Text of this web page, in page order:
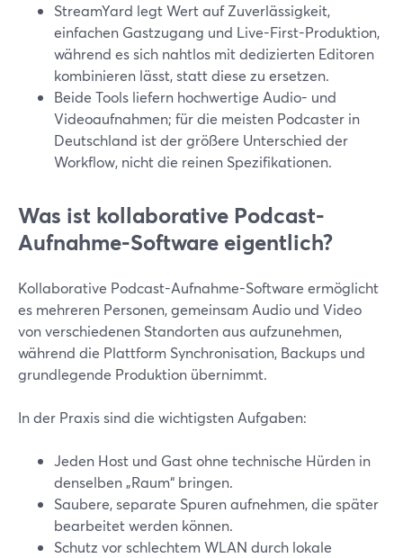
StreamYard legt Wert auf Zuverlässigkeit,
einfachen Gastzugang und Live-First-Produktion,
während es sich nahtlos mit dedizierten Editoren
kombinieren lässt, statt diese zu ersetzen.
Beide Tools liefern hochwertige Audio- und
Videoaufnahmen; für die meisten Podcaster in
Deutschland ist der größere Unterschied der
Workflow, nicht die reinen Spezifikationen.
Was ist kollaborative Podcast-
Aufnahme-Software eigentlich?
Kollaborative Podcast-Aufnahme-Software ermöglicht
es mehreren Personen, gemeinsam Audio und Video
von verschiedenen Standorten aus aufzunehmen,
während die Plattform Synchronisation, Backups und
grundlegende Produktion übernimmt.
In der Praxis sind die wichtigsten Aufgaben:
Jeden Host und Gast ohne technische Hürden in
denselben „Raum“ bringen.
Saubere, separate Spuren aufnehmen, die später
bearbeitet werden können.
Schutz vor schlechtem WLAN durch lokale